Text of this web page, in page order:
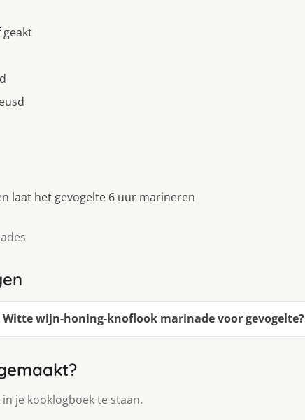
geakt
laat het gevogelte 6 uur marineren
wijn-honing-knoflook marinade voor gevogelte?
je kooklogboek te staan.